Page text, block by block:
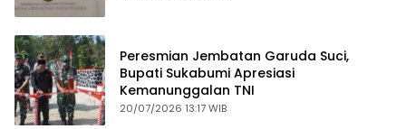
Peresmian Jembatan Garuda Suci,
Bupati Sukabumi Apresiasi
Kemanunggalan TNI
20/07/2026 13:17 WIB